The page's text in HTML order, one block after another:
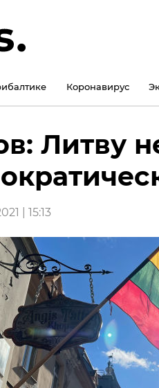
Коронавирус
Литву
| 15:13